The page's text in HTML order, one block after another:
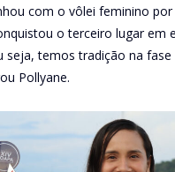
com o vôlei feminino por
o terceiro lugar em
seja, temos tradição na fase
Pollyane.